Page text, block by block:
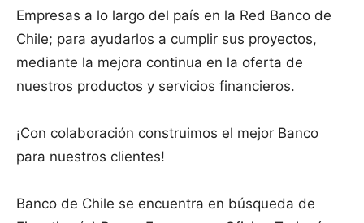
Empresas a lo largo del país en la Red Banco de
Chile; para ayudarlos a cumplir sus proyectos,
mediante la mejora continua en la oferta de
nuestros productos y servicios financieros.
¡Con colaboración construimos el mejor Banco
para nuestros clientes!
Banco de Chile se encuentra en búsqueda de